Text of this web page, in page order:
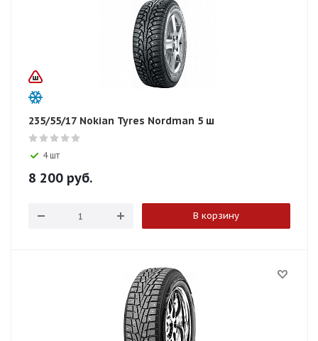
235/55/17 Nokian Tyres Nordman 5 ш
4 шт
8 200 руб.
В корзину